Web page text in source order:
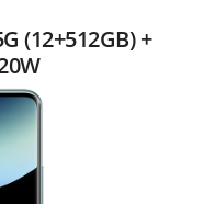
(12+512GB) +